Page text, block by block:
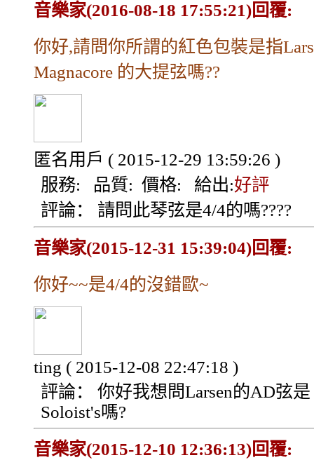
音樂家(2016-08-18 17:55:21)回覆:
你好,請問你所謂的紅色包裝是指
Magnacore 的大提弦嗎??
匿名用戶 ( 2015-12-29 13:59:26 )
服務: 品質: 價格: 給出:好評
評論：
請問此琴弦是4/4的嗎????
音樂家(2015-12-31 15:39:04)回覆:
你好~~是4/4的沒錯歐~
ting ( 2015-12-08 22:47:18 )
評論：
你好我想問Larsen的AD弦是
Soloist's嗎?
音樂家(2015-12-10 12:36:13)回覆: